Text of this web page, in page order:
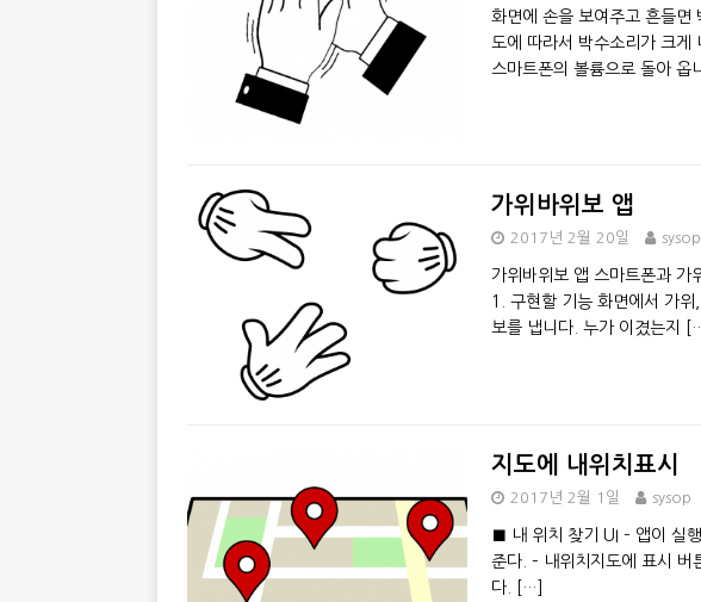
화면에 손을 보여주고 흔들면
도에 따라서 박수소리가 크게
스마트폰의 볼륨으로 돌아 옵
가위바위보 앱
2017년 2월 20일 sysop
가위바위보 앱 스마트폰과 가
1. 구현할 기능 화면에서 가위
보를 냅니다. 누가 이겼는지
지도에 내위치표시
2017년 2월 1일 sysop
■ 내 위치 찾기 UI – 앱이 실
준다. – 내위치지도에 표시 버
다.
[…]